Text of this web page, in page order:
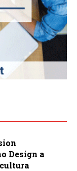
Design a